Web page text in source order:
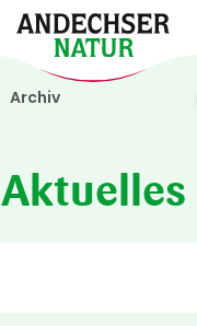
Archiv
Aktuelles